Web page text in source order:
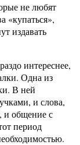
не любят
«купаться»,
издавать
интереснее,
Одна из
В ней
и слова,
и общение с
период